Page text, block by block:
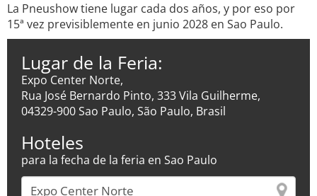
La Pneushow tiene lugar cada dos años, y por eso por
15ª vez previsiblemente en junio 2028 en Sao Paulo.
Lugar de la Feria:
Expo Center Norte,
Rua José Bernardo Pinto, 333 Vila Guilherme,
04329-900 Sao Paulo, São Paulo, Brasil
Hoteles
para la fecha de la feria en Sao Paulo